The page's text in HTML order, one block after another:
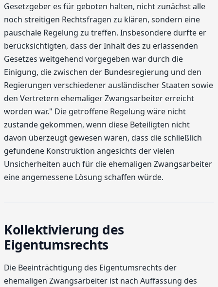
Gesetzgeber es für geboten halten, nicht zunächst alle
noch streitigen Rechtsfragen zu klären, sondern eine
pauschale Regelung zu treffen. Insbesondere durfte er
berücksichtigten, dass der Inhalt des zu erlassenden
Gesetzes weitgehend vorgegeben war durch die
Einigung, die zwischen der Bundesregierung und den
Regierungen verschiedener ausländischer Staaten sowie
den Vertretern ehemaliger Zwangsarbeiter erreicht
worden war." Die getroffene Regelung wäre nicht
zustande gekommen, wenn diese Beteiligten nicht
davon überzeugt gewesen wären, dass die schließlich
gefundene Konstruktion angesichts der vielen
Unsicherheiten auch für die ehemaligen Zwangsarbeiter
eine angemessene Lösung schaffen würde.
Kollektivierung des
Eigentumsrechts
Die Beeinträchtigung des Eigentumsrechts der
ehemaligen Zwangsarbeiter ist nach Auffassung des